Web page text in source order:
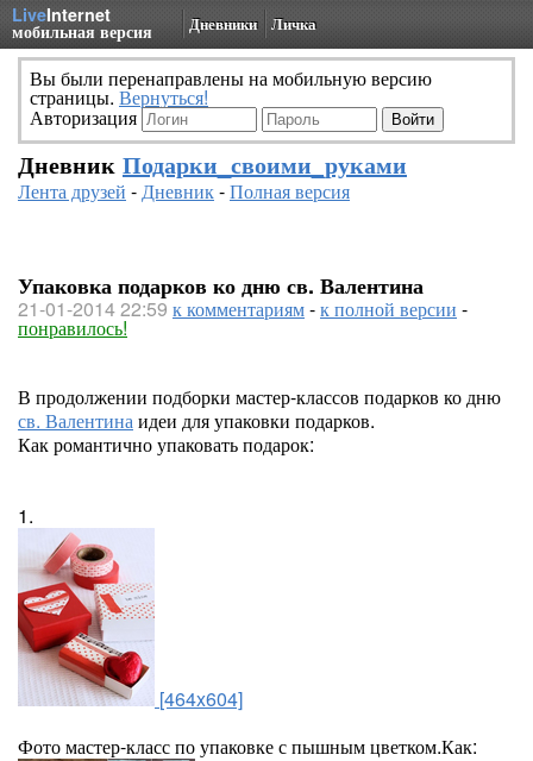
LiveInternet
мобильная версия Дневники Личка
Вы были перенаправлены на мобильную версию
страницы. Вернуться!
Авторизация
Дневник Подарки_своими_руками
Лента друзей -Дневник-Полная версия
Упаковка подарков ко дню св. Валентина
21-01-2014 22:59 к комментариям-к полной версии -
понравилось!
В продолжении подборки мастер-классов подарков ко дню
св. Валентинаидеи для упаковки подарков.
Как романтично упаковать подарок:
1.
[464x604]
Фото мастер-класс по упаковке с пышным цветком.Как: